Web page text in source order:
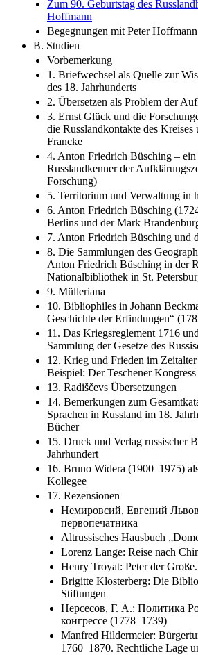
Zum 90. Geburtstag des
Hoffmann
Begegnungen mit Peter Hoffmann
B. Studien
Vorbemerkung
1. Briefwechsel als Quelle zur
des 18. Jahrhunderts
2. Übersetzen als Problem der
3. Ernst Glück und die
die Russlandkontakte des
Francke
4. Anton Friedrich Büsching – ein
Russlandkenner der
Forschung)
5. Territorium und Verwaltung in
6. Anton Friedrich Büsching
Berlins und der Mark
7. Anton Friedrich Büsching und
8. Die Sammlungen des
Anton Friedrich Büsching in der
Nationalbibliothek in St.
9. Mülleriana
10. Bibliophiles in Johann
Geschichte der Erfindungen“
11. Das Kriegsreglement 1716
Sammlung der Gesetze des
12. Krieg und Frieden im
Beispiel: Der Teschener
13. Radiščevs Übersetzungen
14. Bemerkungen zum
Sprachen in Russland im 18.
Bücher
15. Druck und Verlag russischer
Jahrhundert
16. Bruno Widera (1900–1975)
Kollegee
17. Rezensionen
Немировсий, Евгений
первопечатника
Altrussisches Hausbuch
Lorenz Lange: Reise nach
Henry Troyat: Peter der
Brigitte Klosterberg: Die
Stiftungen
Нерсесов, Г. А.: Политика
конгрессе (1778–1739)
Manfred Hildermeier:
1760–1870. Rechtliche Lage